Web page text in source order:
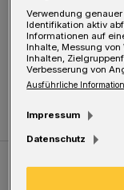
Zuletzt aktualisiert:
Weitere
Verwendung
Identifikation aktiv
Informationen auf
Inhalte, Messung
Inhalten,
Verbesserung von
Ausführliche
Impressum
Datenschutz